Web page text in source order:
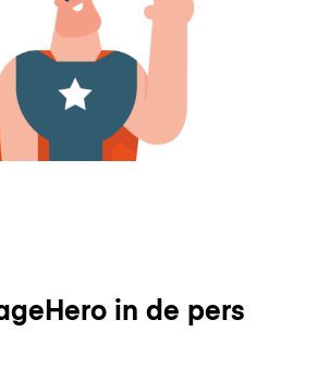
in de pers